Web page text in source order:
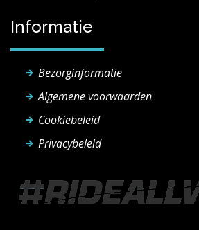
Informatie
Bezorginformatie
Algemene voorwaarden
Cookiebeleid
Privacybeleid